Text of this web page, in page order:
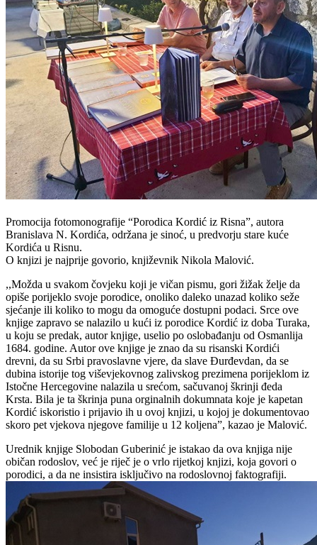
Promocija fotomonografije “Porodica Kordić iz Risna”, autora
Branislava N. Kordića, održana je sinoć, u predvorju stare kuće
Kordića u Risnu.
O knjizi je najprije govorio, književnik Nikola Malović.
,,Možda u svakom čovjeku koji je vičan pismu, gori žižak želje da
opiše porijeklo svoje porodice, onoliko daleko unazad koliko seže
sjećanje ili koliko to mogu da omoguće dostupni podaci. Srce ove
knjige zapravo se nalazilo u kući iz porodice Kordić iz doba Turaka,
u koju se predak, autor knjige, uselio po oslobađanju od Osmanlija
1684. godine. Autor ove knjige je znao da su risanski Kordići
drevni, da su Srbi pravoslavne vjere, da slave Đurđevdan, da se
dubina istorije tog viševjekovnog zalivskog prezimena porijeklom iz
Istočne Hercegovine nalazila u srećom, sačuvanoj škrinji đeda
Krsta. Bila je ta škrinja puna orginalnih dokumnata koje je kapetan
Kordić iskoristio i prijavio ih u ovoj knjizi, u kojoj je dokumentovao
skoro pet vjekova njegove familije u 12 koljena”, kazao je Malović.
Urednik knjige Slobodan Guberinić je istakao da ova knjiga nije
običan rodoslov, već je riječ je o vrlo rijetkoj knjizi, koja govori o
porodici, a da ne insistira isključivo na rodoslovnoj faktografiji.